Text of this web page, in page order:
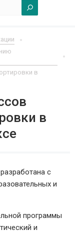
в
в
разработана с
и
программы
и